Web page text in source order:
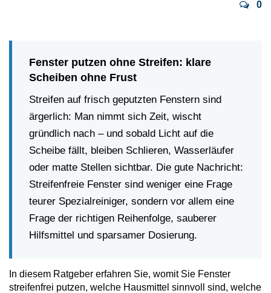
Klappfenster
Loftfenster
Renovationsfenster
Schiebefenster
Skandinavische Fenster
Hebeschiebetüren Holz-Alu
FALTSCHIEBETÜREN NACH MATERIAL
Faltschiebetüren Holz
Pivottüren
Rollläden Übersicht
Raffstoren Übersicht
Fensterläden
Insektenschutz Plissee
Fensterkopplungen
Montagematerial
Rollladenzubehör
Fensterverglasung
Erklärvideos
Sicherheitsfenster
Schallschutzfenster
Dreiecksfenster
Innenfenster
0
Fenster putzen ohne Streifen: klare
Scheiben ohne Frust
Streifen auf frisch geputzten Fenstern sind
ärgerlich: Man nimmt sich Zeit, wischt
gründlich nach – und sobald Licht auf die
Scheibe fällt, bleiben Schlieren, Wasserläufer
oder matte Stellen sichtbar. Die gute Nachricht:
Streifenfreie Fenster sind weniger eine Frage
teurer Spezialreiniger, sondern vor allem eine
Frage der richtigen Reihenfolge, sauberer
Hilfsmittel und sparsamer Dosierung.
In diesem Ratgeber erfahren Sie, womit Sie Fenster
streifenfrei putzen, welche Hausmittel sinnvoll sind, welche